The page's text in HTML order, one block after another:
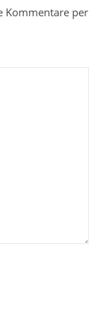
Kommentare per